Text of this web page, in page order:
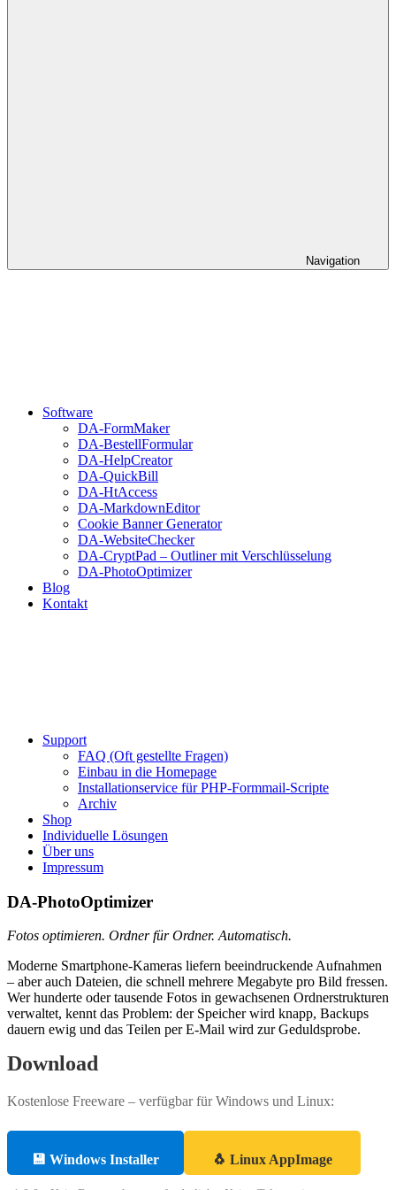
Navigation
Software
DA-FormMaker
DA-BestellFormular
DA-HelpCreator
DA-QuickBill
DA-HtAccess
DA-MarkdownEditor
Cookie Banner Generator
DA-WebsiteChecker
DA-CryptPad – Outliner mit Verschlüsselung
DA-PhotoOptimizer
Blog
Kontakt
Support
FAQ (Oft gestellte Fragen)
Einbau in die Homepage
Installationservice für PHP-Formmail-Scripte
Archiv
Shop
Individuelle Lösungen
Über uns
Impressum
DA-PhotoOptimizer
Fotos optimieren. Ordner für Ordner. Automatisch.
Moderne Smartphone-Kameras liefern beeindruckende Aufnahmen
– aber auch Dateien, die schnell mehrere Megabyte pro Bild fressen.
Wer hunderte oder tausende Fotos in gewachsenen Ordnerstrukturen
verwaltet, kennt das Problem: der Speicher wird knapp, Backups
dauern ewig und das Teilen per E-Mail wird zur Geduldsprobe.
Download
Kostenlose Freeware – verfügbar für Windows und Linux:
💾 Windows Installer 🐧 Linux AppImage